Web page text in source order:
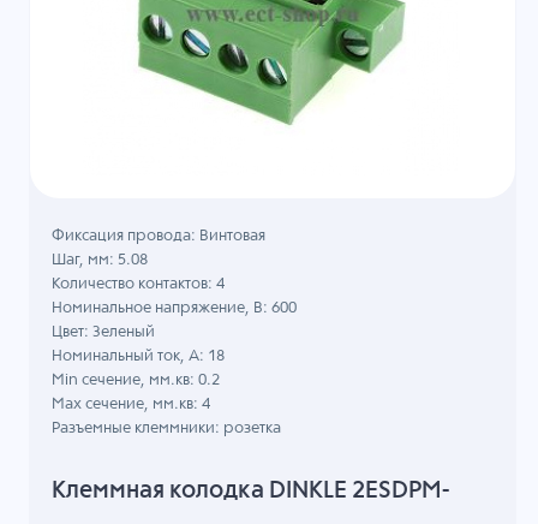
Клеммная колодка DINKLE 2ESDPM-
Фиксация провода: Винтовая
Шаг, мм: 5.08
Количество контактов: 4
Номинальное напряжение, B: 600
Цвет: Зеленый
Номинальный ток, А: 18
Min сечение, мм.кв: 0.2
Max сечение, мм.кв: 4
Разъемные клеммники: розетка